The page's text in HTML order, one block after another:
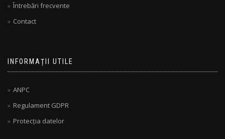
Întrebări frecvente
Contact
INFORMAȚII UTILE
ANPC
Regulament GDPR
Protecția datelor